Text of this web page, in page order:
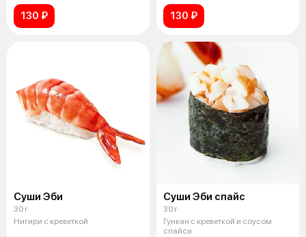
130 ₽ 130 ₽
Суши Эби
30 г
Нигири с креветкой
Суши Эби спайс
30 г
Гункан с креветкой и соусом
спайси